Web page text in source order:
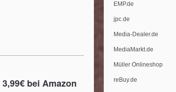
bei Amazon
EMP.de
jpc.de
Media-Dealer.de
MediaMarkt.de
Müller Onlineshop
reBuy.de